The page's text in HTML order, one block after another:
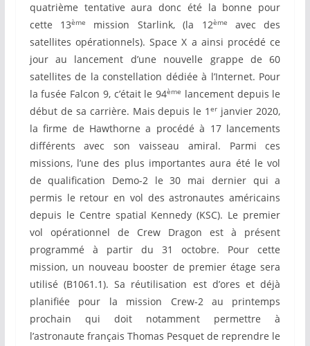
quatrième tentative aura donc été la bonne pour
cette 13ème mission Starlink, (la 12ème
avec des
satellites opérationnels). Space X a ainsi procédé ce
jour au lancement d’une nouvelle grappe de 60
satellites de la constellation dédiée à l’Internet. Pour
la fusée Falcon 9, c’était le 94ème lancement depuis le
début de sa carrière. Mais depuis le 1er janvier 2020,
la firme de Hawthorne a procédé à 17 lancements
différents avec son vaisseau amiral. Parmi ces
missions, l’une des plus importantes aura été le vol
de qualification Demo-2 le 30 mai dernier qui a
permis le retour en vol des astronautes américains
depuis le Centre spatial Kennedy (KSC). Le premier
vol opérationnel de Crew Dragon est à présent
programmé à partir du 31 octobre. Pour cette
mission, un nouveau booster de premier étage sera
utilisé (B1061.1). Sa réutilisation est d’ores et déjà
planifiée pour la mission Crew-2
au printemps
prochain qui doit notamment permettre à
l’astronaute français Thomas Pesquet de reprendre le